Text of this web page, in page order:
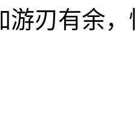
游刃有余